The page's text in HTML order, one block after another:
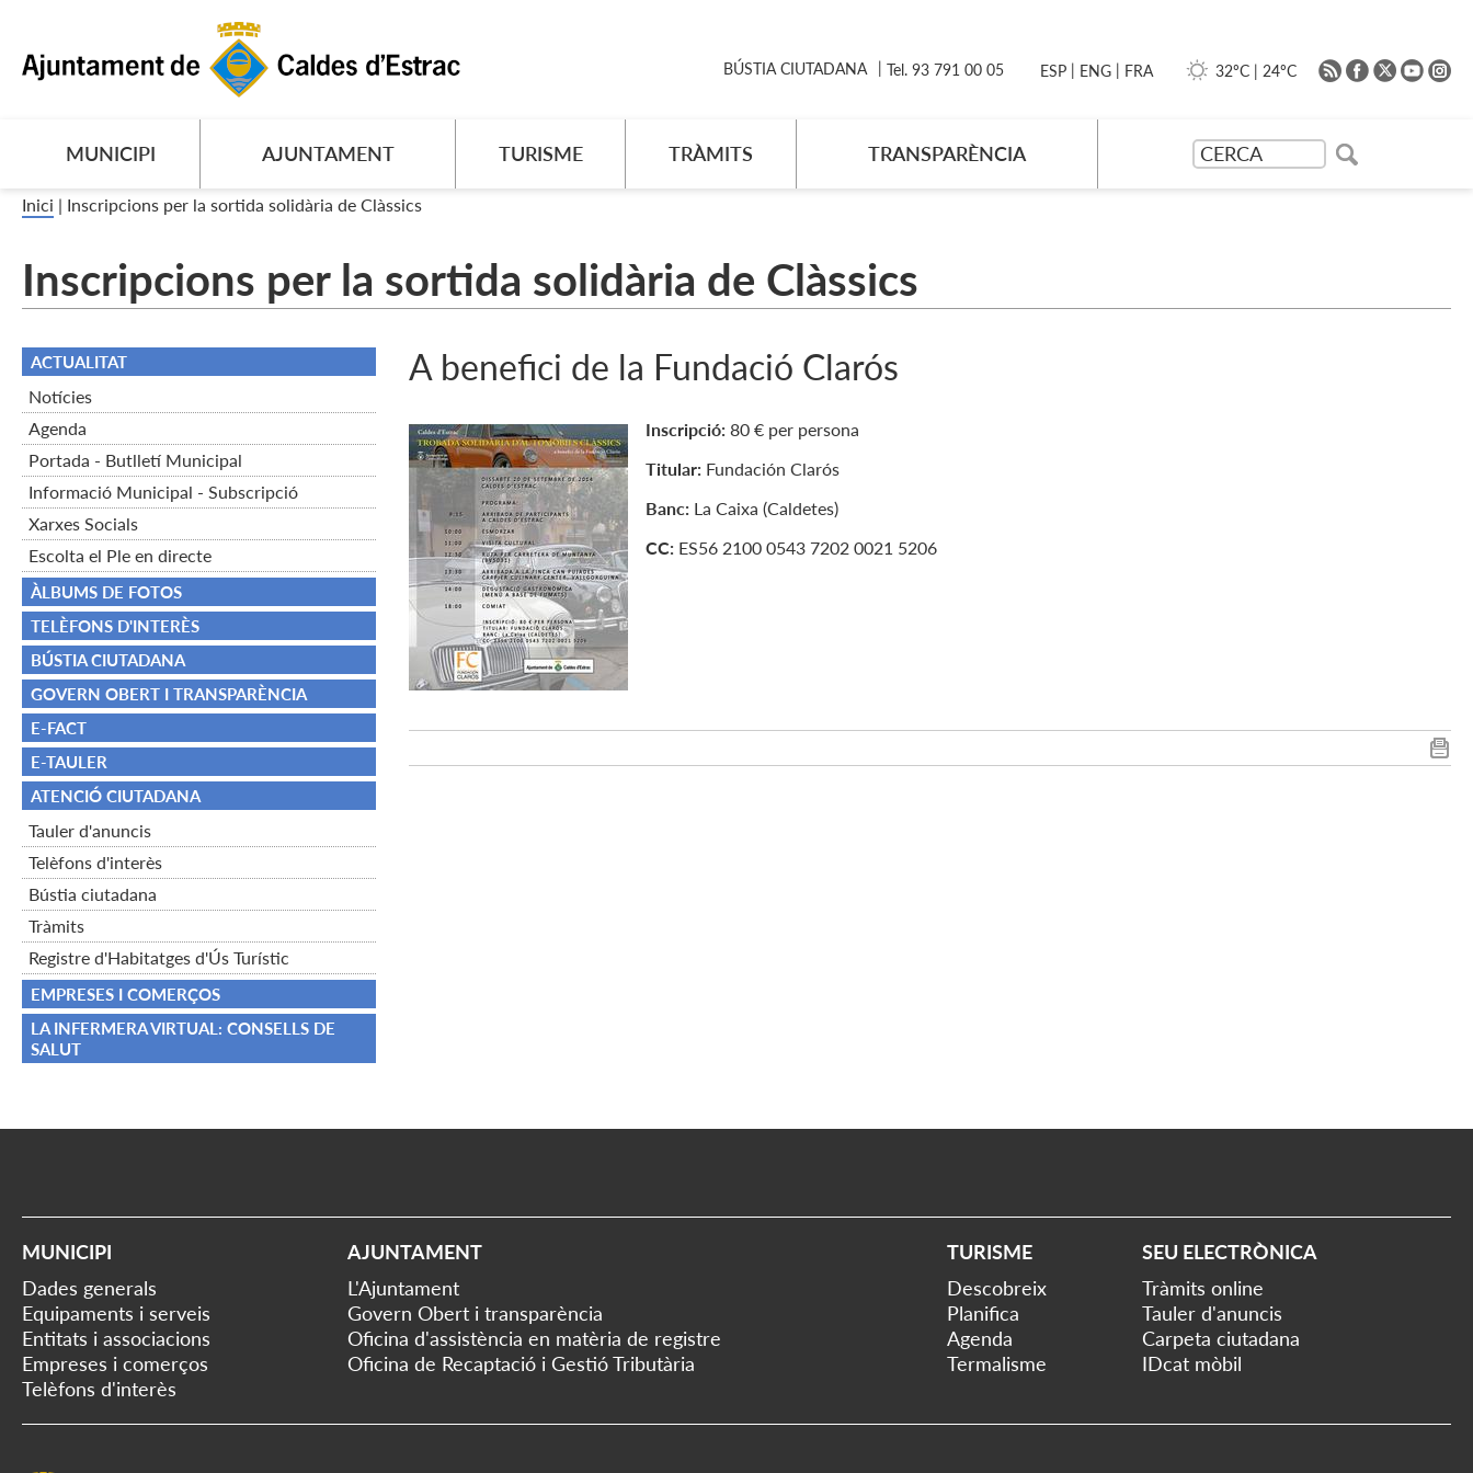
MUNICIPI AJUNTAMENT TURISME TRÀMITS TRANSPARÈNCIA
BÚSTIA CIUTADANA Tel. 93 791 00 05 ESP | ENG | FRA 32ºC | 24ºC
Inici | Inscripcions per la sortida solidària de Clàssics
Inscripcions per la sortida solidària de Clàssics
ACTUALITAT
Notícies
Agenda
Portada - Butlletí Municipal
Informació Municipal - Subscripció
Xarxes Socials
Escolta el Ple en directe
ÀLBUMS DE FOTOS
TELÈFONS D'INTERÈS
BÚSTIA CIUTADANA
GOVERN OBERT I TRANSPARÈNCIA
E-FACT
E-TAULER
ATENCIÓ CIUTADANA
Tauler d'anuncis
Telèfons d'interès
Bústia ciutadana
Tràmits
Registre d'Habitatges d'Ús Turístic
EMPRESES I COMERÇOS
LA INFERMERA VIRTUAL: CONSELLS DE
SALUT
A benefici de la Fundació Clarós
Inscripció: 80 € per persona
Titular: Fundación Clarós
Banc: La Caixa (Caldetes)
CC: ES56 2100 0543 7202 0021 5206
MUNICIPI
Dades generals
Equipaments i serveis
Entitats i associacions
Empreses i comerços
Telèfons d'interès
AJUNTAMENT
L'Ajuntament
Govern Obert i transparència
Oficina d'assistència en matèria de registre
Oficina de Recaptació i Gestió Tributària
TURISME
Descobreix
Planifica
Agenda
Termalisme
SEU ELECTRÒNICA
Tràmits online
Tauler d'anuncis
Carpeta ciutadana
IDcat mòbil